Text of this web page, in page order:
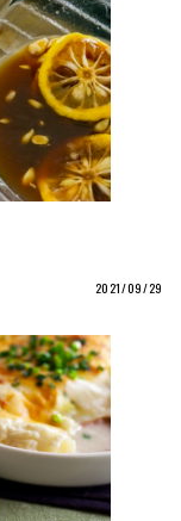
2021/09/29